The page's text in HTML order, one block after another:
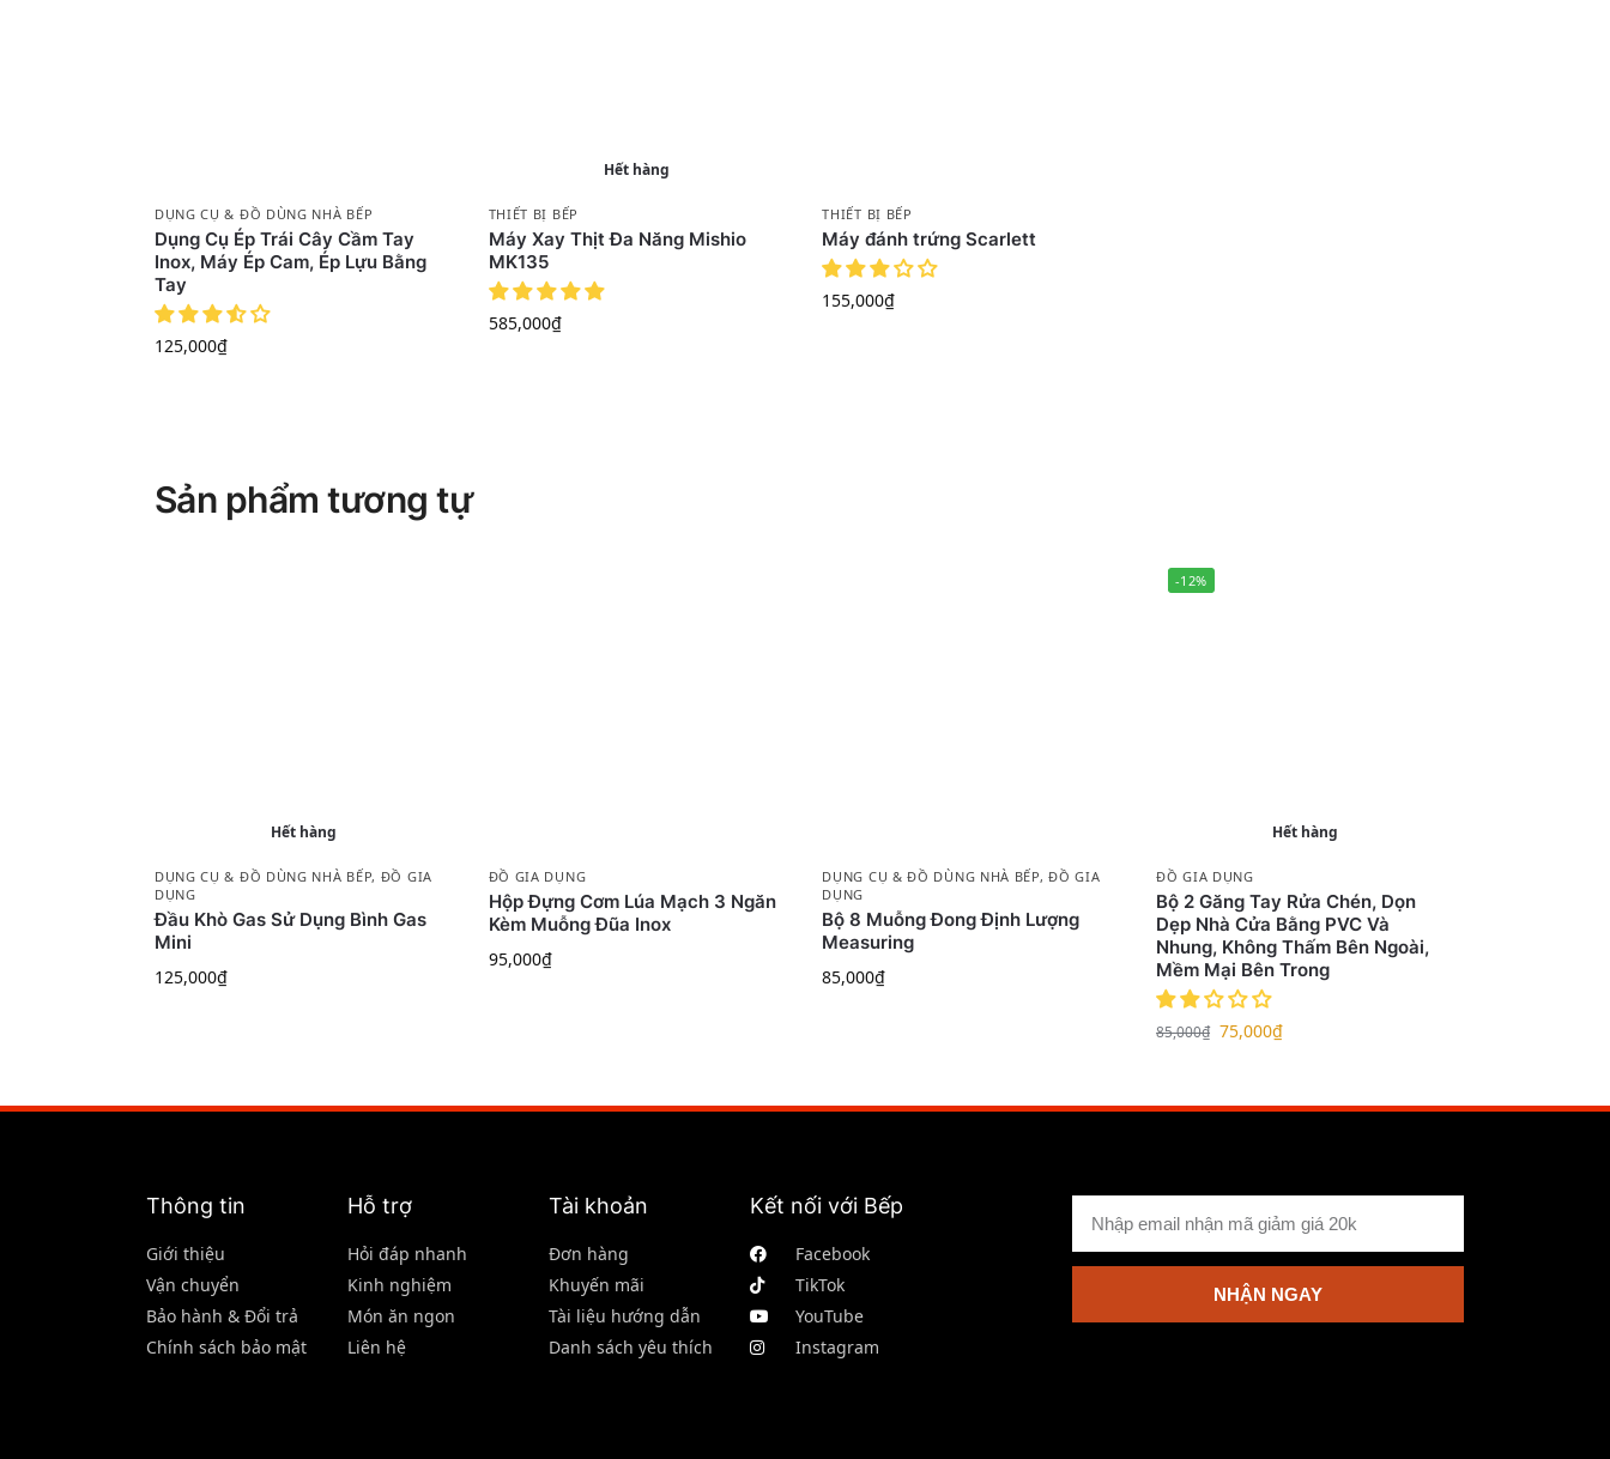
DỤNG CỤ & ĐỒ DÙNG NHÀ BẾP
Dụng Cụ Ép Trái Cây Cầm Tay
Inox, Máy Ép Cam, Ép Lựu Bằng
Tay
125,000₫
Hết hàng
THIẾT BỊ BẾP
Máy Xay Thịt Đa Năng Mishio
MK135
585,000₫
THIẾT BỊ BẾP
Máy đánh trứng Scarlett
155,000₫
Sản phẩm tương tự
Hết hàng
DỤNG CỤ & ĐỒ DÙNG NHÀ BẾP, ĐỒ GIA
DỤNG
Đầu Khò Gas Sử Dụng Bình Gas
Mini
125,000₫
ĐỒ GIA DỤNG
Hộp Đựng Cơm Lúa Mạch 3 Ngăn
Kèm Muỗng Đũa Inox
95,000₫
DỤNG CỤ & ĐỒ DÙNG NHÀ BẾP,ĐỒ GIA
DỤNG
Bộ 8 Muỗng Đong Định Lượng
Measuring
85,000₫
-12%
Hết hàng
ĐỒ GIA DỤNG
Bộ 2 Găng Tay Rửa Chén, Dọn
Dẹp Nhà Cửa Bằng PVC Và
Nhung, Không Thấm Bên Ngoài,
Mềm Mại Bên Trong
85,000₫ 75,000₫
Thông tin
Giới thiệu
Vận chuyển
Bảo hành & Đổi trả
Chính sách bảo mật
Hỗ trợ
Hỏi đáp nhanh
Kinh nghiệm
Món ăn ngon
Liên hệ
Tài khoản
Đơn hàng
Khuyến mãi
Tài liệu hướng dẫn
Danh sách yêu thích
Kết nối với Bếp
Facebook
TikTok
YouTube
Instagram
NHẬN NGAY